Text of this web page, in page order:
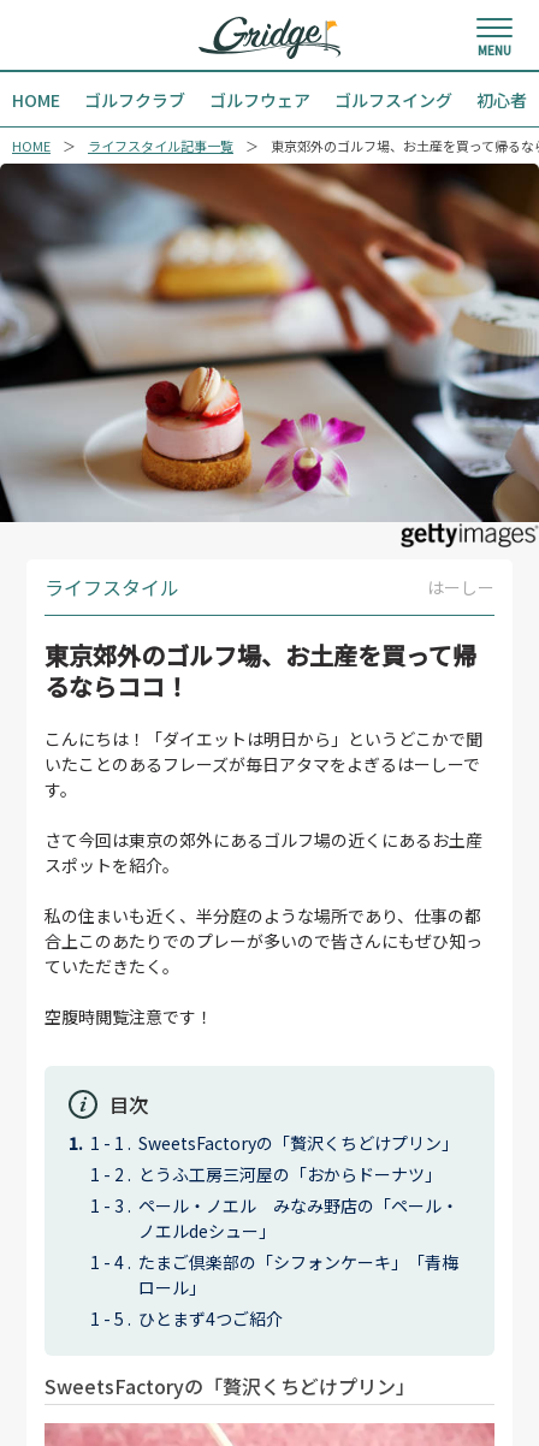
HOME ゴルフクラブ ゴルフウェア ゴルフスイング 初心者
HOME ライフスタイル記事一覧 東京郊外のゴルフ場、お土産を買って帰るな
ライフスタイル はーしー
東京郊外のゴルフ場、お土産を買って帰
るならココ！
こんにちは！「ダイエットは明日から」というどこかで聞
いたことのあるフレーズが毎日アタマをよぎるはーしーで
す。
さて今回は東京の郊外にあるゴルフ場の近くにあるお土産
スポットを紹介。
私の住まいも近く、半分庭のような場所であり、仕事の都
合上このあたりでのプレーが多いので皆さんにもぜひ知っ
ていただきたく。
空腹時閲覧注意です！
目次
SweetsFactoryの「贅沢くちどけプリン」
とうふ工房三河屋の「おからドーナツ」
ペール・ノエル みなみ野店の「ペール・
ノエルdeシュー」
たまご倶楽部の「シフォンケーキ」「青梅
ロール」
ひとまず4つご紹介
SweetsFactoryの「贅沢くちどけプリン」